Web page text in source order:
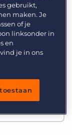
Matt
gebruikt,
maken. Je
of je
linksonder in
en
je in ons